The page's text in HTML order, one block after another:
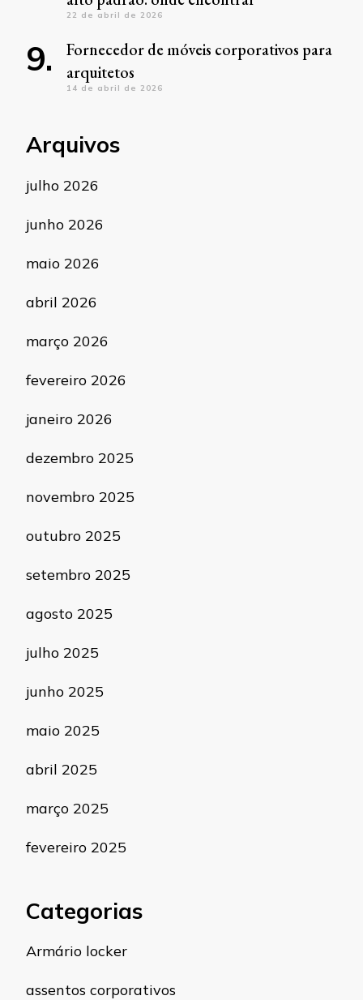
22 de abril de 2026
Fornecedor de móveis corporativos para
arquitetos
14 de abril de 2026
Arquivos
julho 2026
junho 2026
maio 2026
abril 2026
março 2026
fevereiro 2026
janeiro 2026
dezembro 2025
novembro 2025
outubro 2025
setembro 2025
agosto 2025
julho 2025
junho 2025
maio 2025
abril 2025
março 2025
fevereiro 2025
Categorias
Armário locker
assentos corporativos